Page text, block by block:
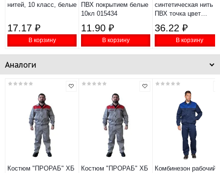
нитей, 10 класс, белые
17.17 ₽
В корзину
ПВХ покрытием белые
10кл 015434
11.90 ₽
В корзину
синтетическая нить
ПВХ точка цвет
67848
36.22 ₽
В корзину
Аналоги
Костюм "ПРОРАБ" ХБ
Костюм "ПРОРАБ" ХБ
Комбинезон рабочий